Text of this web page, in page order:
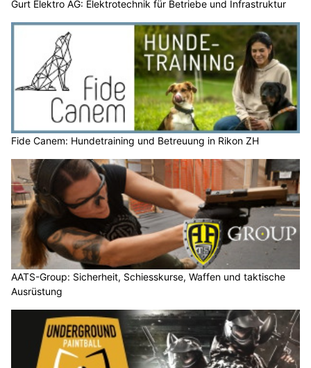
Gurt Elektro AG: Elektrotechnik für Betriebe und Infrastruktur
Fide Canem: Hundetraining und Betreuung in Rikon ZH
AATS-Group: Sicherheit, Schiesskurse, Waffen und taktische
Ausrüstung